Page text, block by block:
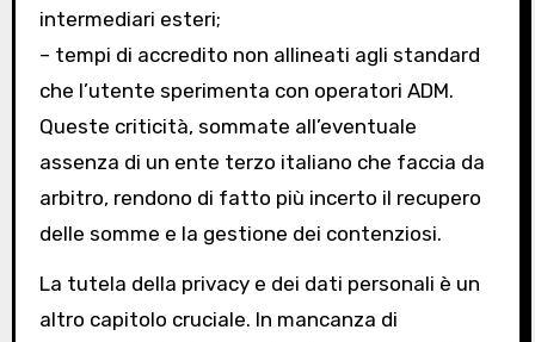
intermediari esteri;
– tempi di accredito non allineati agli standard
che l’utente sperimenta con operatori ADM.
Queste criticità, sommate all’eventuale
assenza di un ente terzo italiano che faccia da
arbitro, rendono di fatto più incerto il recupero
delle somme e la gestione dei contenziosi.
La tutela della privacy e dei dati personali è un
altro capitolo cruciale. In mancanza di